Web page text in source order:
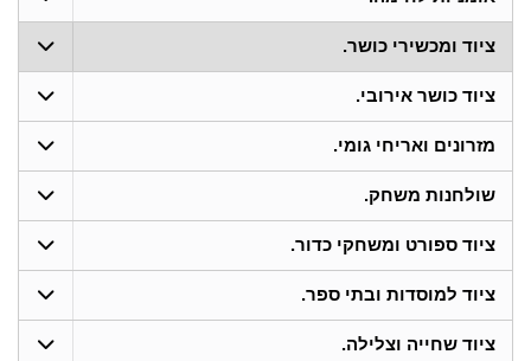
ציוד ומכשירי כושר.
ציוד כושר אירובי.
מזרונים ואריחי גומי.
שולחנות משחק.
ציוד ספורט ומשחקי כדור.
ציוד למוסדות ובתי ספר.
ציוד שחייה וצלילה.